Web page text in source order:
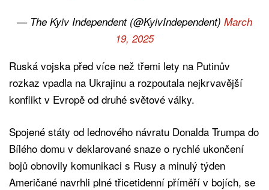
— The Kyiv Independent (@KyivIndependent) March
19, 2025
Ruská vojska před více než třemi lety na Putinův
rozkaz vpadla na Ukrajinu a rozpoutala nejkrvavější
konflikt v Evropě od druhé světové války.
Spojené státy od lednového návratu Donalda Trumpa do
Bílého domu v deklarované snaze o rychlé ukončení
bojů obnovily komunikaci s Rusy a minulý týden
Američané navrhli plné třicetidenní příměří v bojích, se